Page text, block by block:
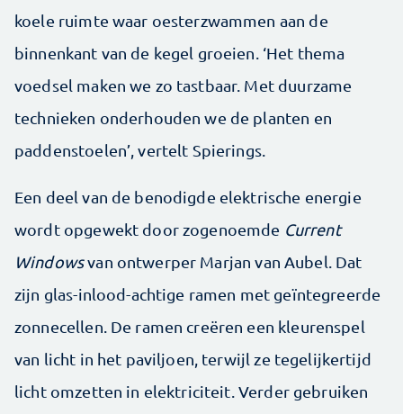
koele ruimte waar oesterzwammen aan de
binnenkant van de kegel groeien. ‘Het thema
voedsel maken we zo tastbaar. Met duurzame
technieken onderhouden we de planten en
paddenstoelen’, vertelt Spierings.
Een deel van de benodigde elektrische energie
wordt opgewekt door zogenoemde Current
Windowsvan ontwerper Marjan van Aubel. Dat
zijn glas-inlood-achtige ramen met geïntegreerde
zonnecellen. De ramen creëren een kleurenspel
van licht in het paviljoen, terwijl ze tegelijkertijd
licht omzetten in elektriciteit. Verder gebruiken